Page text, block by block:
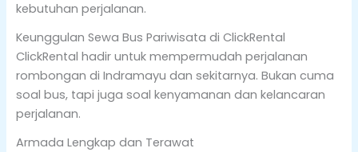
kebutuhan perjalanan.
Keunggulan Sewa Bus Pariwisata di ClickRental
ClickRental hadir untuk mempermudah perjalanan
rombongan di Indramayu dan sekitarnya. Bukan cuma
soal bus, tapi juga soal kenyamanan dan kelancaran
perjalanan.
Armada Lengkap dan Terawat